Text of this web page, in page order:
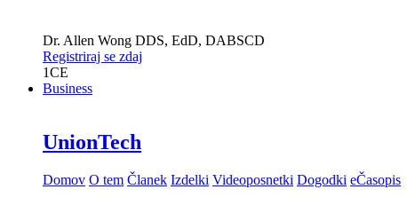
Dr. Allen Wong DDS, EdD, DABSCD
Registriraj se zdaj
1CE
Business
UnionTech
Domov O tem Članek Izdelki Videoposnetki Dogodki eČasopis